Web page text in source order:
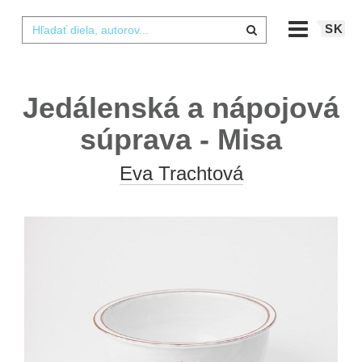
SK
Jedálenská a nápojová
súprava - Misa
Eva Trachtová